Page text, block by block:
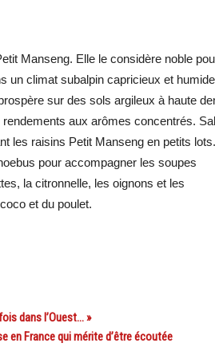
Manseng. Elle le considère noble
un climat subalpin capricieux et
sur des sols argileux à haute
aux arômes concentrés.
les raisins Petit Manseng en petits
pour accompagner les soupes
la citronnelle, les oignons et les
et du poulet.
dans l’Ouest… »
en France qui mérite d’être écoutée